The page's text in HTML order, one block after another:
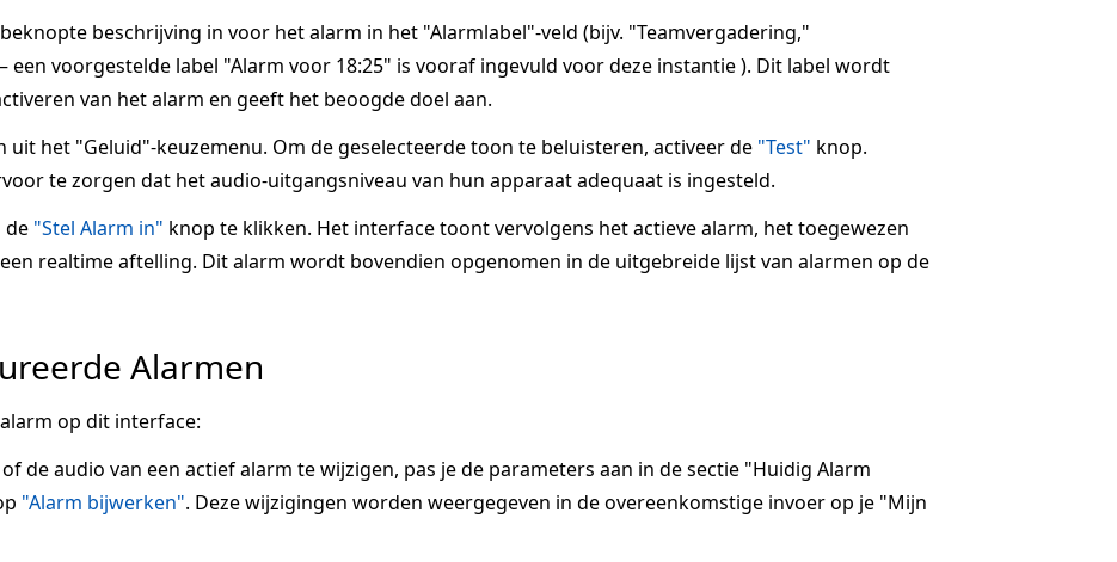
beschrijving in voor het alarm in het "Alarmlabel"-veld (bijv. "Teamvergadering,"
een voorgestelde label "Alarm voor 18:25" is vooraf ingevuld voor deze instantie ). Dit label wordt
van het alarm en geeft het beoogde doel aan.
uit het "Geluid"-keuzemenu. Om de geselecteerde toon te beluisteren, activeer de "Test" knop.
te zorgen dat het audio-uitgangsniveau van hun apparaat adequaat is ingesteld.
de "Stel Alarm in" knop te klikken. Het interface toont vervolgens het actieve alarm, het toegewezen
realtime aftelling. Dit alarm wordt bovendien opgenomen in de uitgebreide lijst van alarmen op de
Alarmen
op dit interface:
de audio van een actief alarm te wijzigen, pas je de parameters aan in de sectie "Huidig Alarm
"Alarm bijwerken". Deze wijzigingen worden weergegeven in de overeenkomstige invoer op je "Mijn